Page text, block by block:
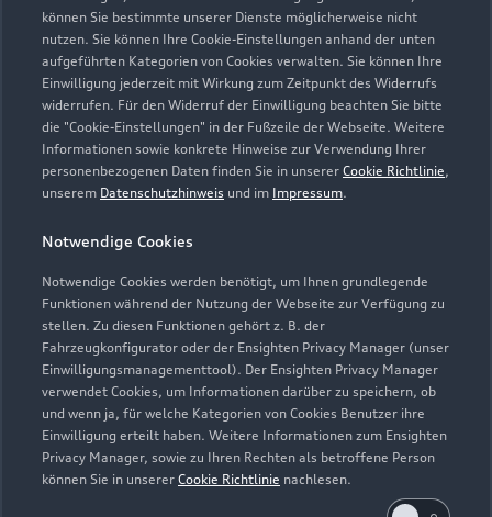
können Sie bestimmte unserer Dienste möglicherweise nicht
nutzen. Sie können Ihre Cookie-Einstellungen anhand der unten
aufgeführten Kategorien von Cookies verwalten. Sie können Ihre
Einwilligung jederzeit mit Wirkung zum Zeitpunkt des Widerrufs
widerrufen. Für den Widerruf der Einwilligung beachten Sie bitte
die "Cookie-Einstellungen" in der Fußzeile der Webseite. Weitere
Informationen sowie konkrete Hinweise zur Verwendung Ihrer
personenbezogenen Daten finden Sie in unserer Cookie Richtlinie,
unserem Datenschutzhinweis und im Impressum.
Notwendige Cookies
Notwendige Cookies werden benötigt, um Ihnen grundlegende
Funktionen während der Nutzung der Webseite zur Verfügung zu
stellen. Zu diesen Funktionen gehört z. B. der
Fahrzeugkonfigurator oder der Ensighten Privacy Manager (unser
Einwilligungsmanagementtool). Der Ensighten Privacy Manager
verwendet Cookies, um Informationen darüber zu speichern, ob
und wenn ja, für welche Kategorien von Cookies Benutzer ihre
Einwilligung erteilt haben. Weitere Informationen zum Ensighten
Privacy Manager, sowie zu Ihren Rechten als betroffene Person
können Sie in unserer Cookie Richtlinie nachlesen.
Serviceberater kontaktieren
Servicetermin vereinbaren
Autohaus Seitz GmbH
Servicepartner e-tron